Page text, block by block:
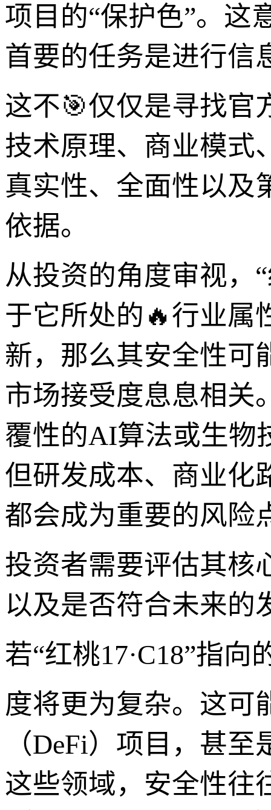
项目的“保护色”。这
首要的任务是进行信
这不🎯仅仅是寻找官
技术原理、商业模式
真实性、全面性以及
依据。
从投资的角度审视，
于它所处的🔥行业属
新，那么其安全性可
市场接受度息息相关
覆性的AI算法或生物
但研发成本、商业化
都会成为重要的风险
投资者需要评估其核
以及是否符合未来的
若“红桃17·C18”指
度将更为复杂。这可
（DeFi）项目，甚
这些领域，安全性往